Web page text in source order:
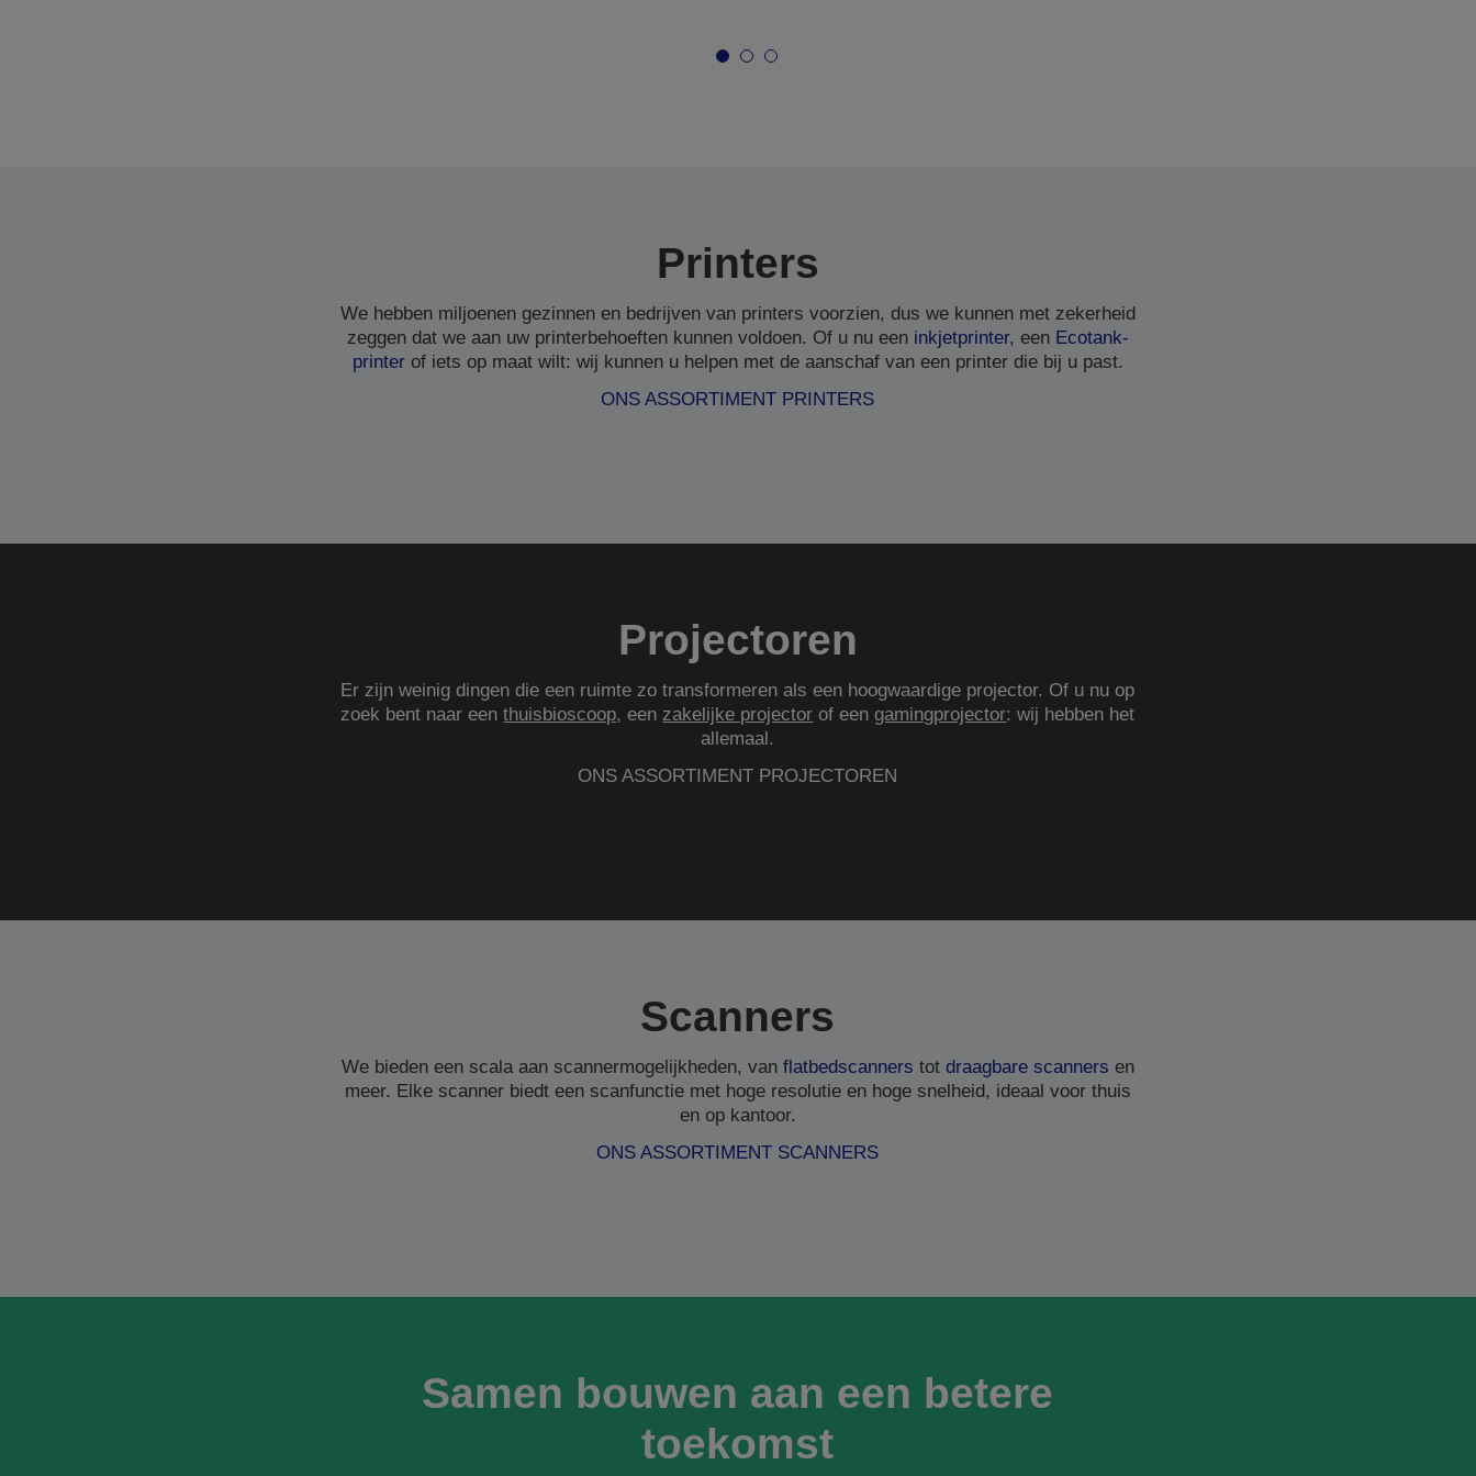
Printers
We hebben miljoenen gezinnen en bedrijven van printers voorzien, dus we kunnen met zekerheid
zeggen dat we aan uw printerbehoeften kunnen voldoen. Of u nu een inkjetprinter, een Ecotank-
printerof iets op maat wilt: wij kunnen u helpen met de aanschaf van een printer die bij u past.
ONS ASSORTIMENT PRINTERS
Projectoren
Er zijn weinig dingen die een ruimte zo transformeren als een hoogwaardige projector. Of u nu op
zoek bent naar eenthuisbioscoop, eenzakelijke projector of eengamingprojector: wij hebben het
allemaal.
ONS ASSORTIMENT PROJECTOREN
Scanners
We bieden een scala aan scannermogelijkheden, van flatbedscanners tot draagbare scanners en
meer. Elke scanner biedt een scanfunctie met hoge resolutie en hoge snelheid, ideaal voor thuis
en op kantoor.
ONS ASSORTIMENT SCANNERS
Samen bouwen aan een betere
toekomst